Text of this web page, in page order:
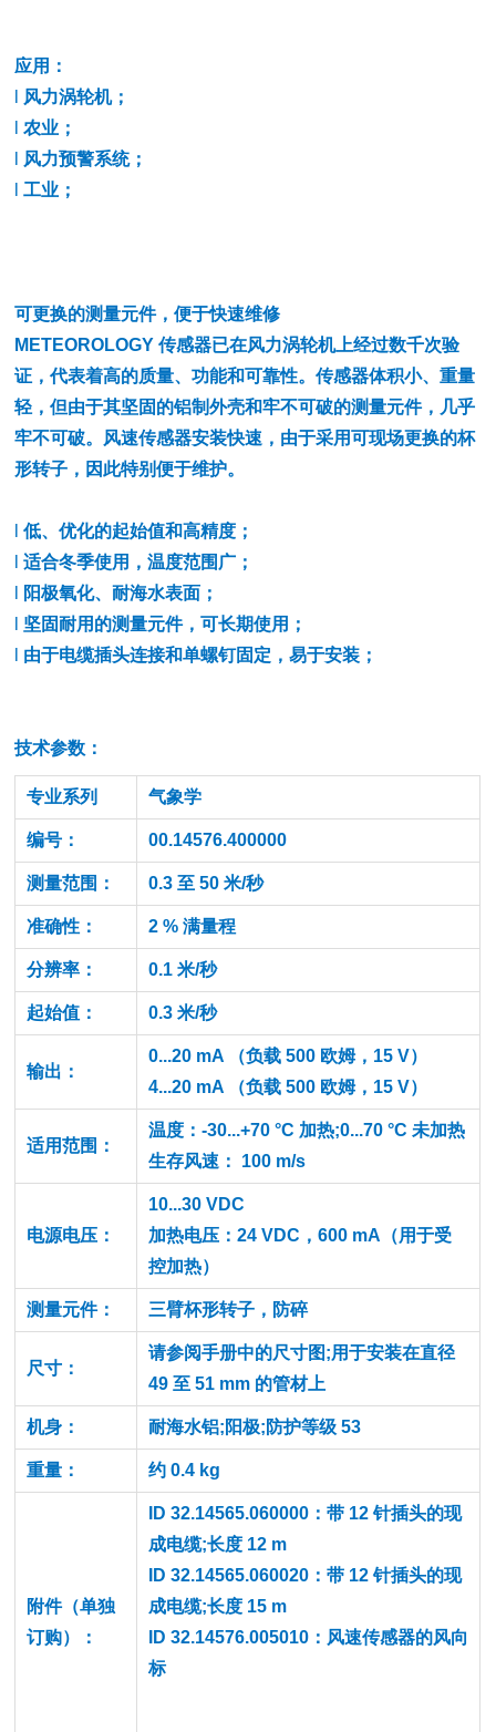
应用：
风力涡轮机；
l农业；
风力预警系统；
l工业；
可更换的测量元件，便于快速维修
METEOROLOGY 传感器已在风力涡轮机上经过数千次验
证，代表着高的质量、功能和可靠性。传感器体积小、重量
轻，但由于其坚固的铝制外壳和牢不可破的测量元件，几乎
牢不可破。风速传感器安装快速，由于采用可现场更换的杯
形转子，因此特别便于维护。
l低、优化的起始值和高精度 ；
l适合冬季使用，温度范围广 ；
阳极氧化、耐海水表面 ；
坚固耐用的测量元件，可长期使用 ；
由于电缆插头连接和单螺钉固定，易于安装 ；
技术参数：
专业系列 气象学
编号： 00.14576.400000
测量范围： 0.3 至 50 米/秒
准确性： 2 % 满量程
分辨率： 0.1 米/秒
起始值： 0.3 米/秒
输出：
0...20 mA （负载 500 欧姆，15 V）
4...20 mA （负载 500 欧姆，15 V）
适用范围：
温度：-30...+70 °C 加热;0...70 °C 未加热
生存风速： 100 m/s
电源电压：
10...30 VDC
加热电压：24 VDC，600 mA（用于受
控加热）
测量元件： 三臂杯形转子，防碎
尺寸：
请参阅手册中的尺寸图;用于安装在直径
49 至 51 mm 的管材上
机身： 耐海水铝;阳极;防护等级 53
重量： 约 0.4 kg
附件（单独
订购）：
ID 32.14565.060000：带 12 针插头的现
成电缆;长度 12 m
ID 32.14565.060020：带 12 针插头的现
成电缆;长度 15 m
ID 32.14576.005010：风速传感器的风向
标